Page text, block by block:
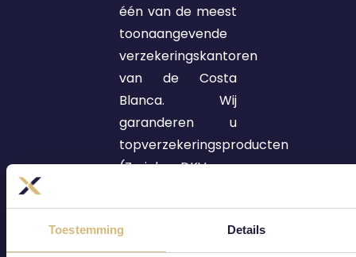
Toestemming Details
één van de meest
toonaangevende
verzekeringskantoren
van de Costa
Blanca. Wij
garanderen u
topverzekeringsproducten
(Zurich, DKV en
eXpertise, een
eXtra persoonlijke